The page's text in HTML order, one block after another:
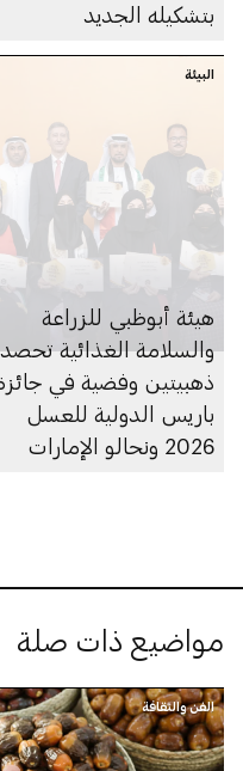
بتشكيله الجديد
البيئة
هيئة أبوظبي للزراعة
والسلامة الغذائية تحصد
ذهبيتين وفضية في جائزة
باريس الدولية للعسل
2026 ونحالو الإمارات
مواضيع ذات صلة
الفن والثقافة